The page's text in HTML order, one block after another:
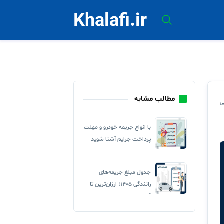
Khalafi.ir
مطالب مشابه
با انواع جریمه خودرو و مهلت
پرداخت جرایم آشنا شوید
جدول مبلغ جریمه‌های
رانندگی ۱۴۰۵؛ ارزان‌ترین تا
گران‌ترین تخلف‌ها